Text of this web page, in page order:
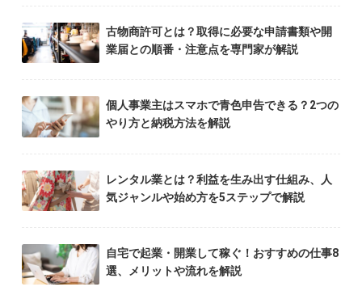
古物商許可とは？取得に必要な申請書類や開
業届との順番・注意点を専門家が解説
個人事業主はスマホで青色申告できる？2つの
やり方と納税方法を解説
レンタル業とは？利益を生み出す仕組み、人
気ジャンルや始め方を5ステップで解説
自宅で起業・開業して稼ぐ！おすすめの仕事8
選、メリットや流れを解説